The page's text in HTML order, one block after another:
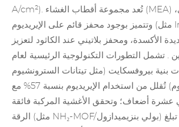
A/cm²). تُعد مجموعة أقطاب الغشاء (MEA) المكون الأساسي،
وتتميز بوجود محفز قائم على الإيريديوم
(مثل IrO₂) عند الأنود
الأكسدة، ومحفز بلاتيني عند الكاثود لتعزيز
. تشمل التطورات التكنولوجية الرئيسية لعام
ذات بنية بيروفسكايت (مثل تيتانات السترونشيوم
المشبع بالإيريديوم) تُقلل من استخدام الإيريديوم بنسبة 57% مع
عشرة أضعاف؛ وتحقق الأغشية المركبة فائقة
الرقة (مثل NH₂-MOF/بولي بنزيميدازول) موصلية كهربائية تبلغ